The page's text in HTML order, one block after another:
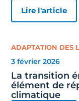
Lire l'article
ADAPTATION DES
3 février 2026
La transition
élément de
climatique